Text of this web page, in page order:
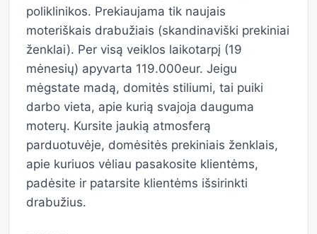
poliklinikos. Prekiaujama tik naujais
moteriškais drabužiais (skandinaviški prekiniai
ženklai). Per visą veiklos laikotarpį (19
mėnesių) apyvarta 119.000eur. Jeigu
mėgstate madą, domitės stiliumi, tai puiki
darbo vieta, apie kurią svajoja dauguma
moterų. Kursite jaukią atmosferą
parduotuvėje, domėsitės prekiniais ženklais,
apie kuriuos vėliau pasakosite klientėms,
padėsite ir patarsite klientėms išsirinkti
drabužius.